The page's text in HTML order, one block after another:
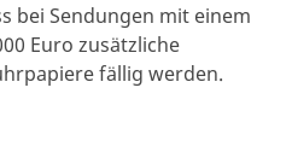
bei Sendungen mit einem
Euro zusätzliche
fällig werden.